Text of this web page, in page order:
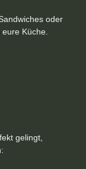
oder
Küche.
gelingt,